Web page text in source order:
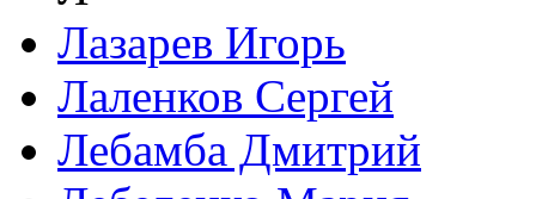
Лазарев Игорь
Лаленков Сергей
Лебамба Дмитрий